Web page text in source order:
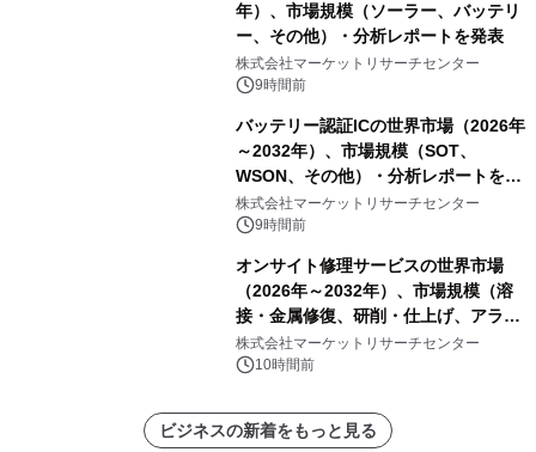
年）、市場規模（ソーラー、バッテリ
ー、その他）・分析レポートを発表
株式会社マーケットリサーチセンター
9時間前
バッテリー認証ICの世界市場（2026年
～2032年）、市場規模（SOT、
WSON、その他）・分析レポートを発
表
株式会社マーケットリサーチセンター
9時間前
オンサイト修理サービスの世界市場
（2026年～2032年）、市場規模（溶
接・金属修復、研削・仕上げ、アライ
メント、その他）・分析レポートを発
表
株式会社マーケットリサーチセンター
10時間前
ビジネスの新着をもっと見る